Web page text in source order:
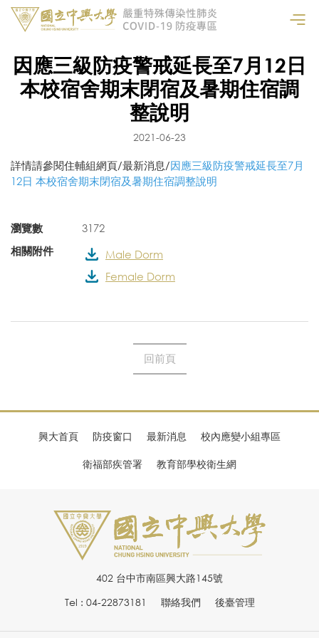
因應三級防疫警戒延長至7月12日
本校宿舍期末閉宿及暑期住宿調
整說明
2021-06-23
詳情請參閱住輔組網頁/最新消息/因應三級防疫警戒延長至7月
12日 本校宿舍期末閉宿及暑期住宿調整說明
瀏覽數
3172
相關附件
Male Dorm
Female Dorm
回前頁
興大首頁 防疫窗口 最新消息 校內應變小組專區
衛福部疾管署 教育部學校衛生網
402 台中市南區興大路145號
Tel : 04-22873181
聯絡我們 後臺管理